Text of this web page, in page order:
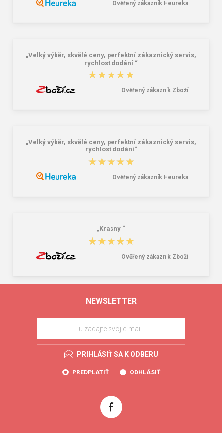
8,82 € 12,47 €
Ověřený zákazník Heureka
„Velký výběr, skvělé ceny, perfektní zákaznický servis,
rychlost dodání “
★★★★★
★★★★★
Ověřený zákazník Zboží
„Velký výběr, skvělé ceny, perfektní zákaznický servis,
rychlost dodání“
★★★★★
★★★★★
Ověřený zákazník Heureka
„Krasny “
★★★★★
★★★★★
Ověřený zákazník Zboží
NEWSLETTER
PRIHLÁSIŤ SA K ODBERU
PREDPLATIŤ ODHLÁSIŤ